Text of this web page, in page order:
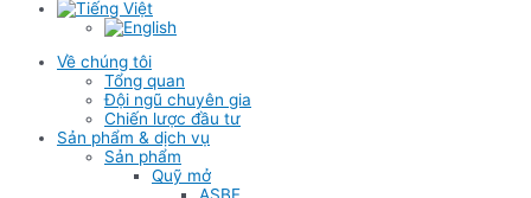
Về chúng tôi
Tổng quan
Đội ngũ chuyên gia
Chiến lược đầu tư
Sản phẩm & dịch vụ
Sản phẩm
Quỹ mở